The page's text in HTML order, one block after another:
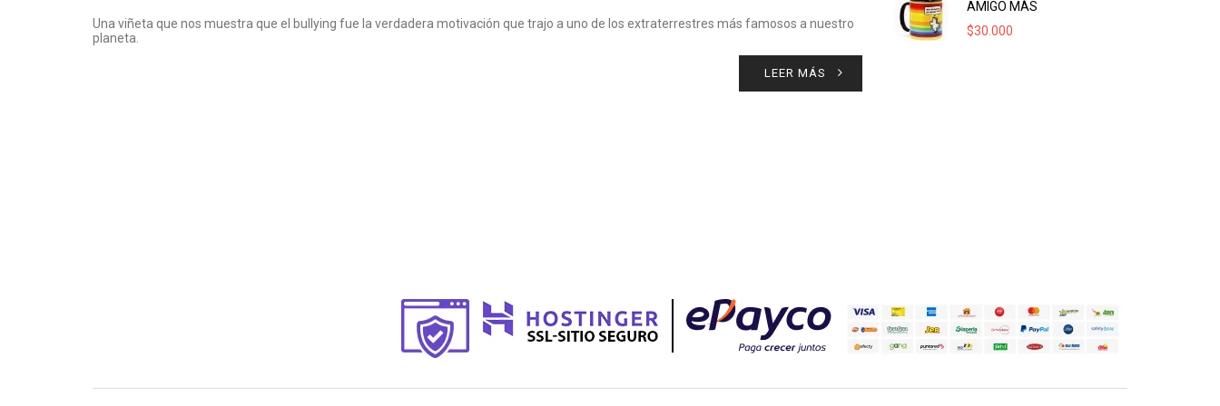
Una viñeta que nos muestra que el bullying fue la verdadera motivación que trajo a uno de los extraterrestres más famosos a nuestro
planeta.
LEER MÁS
AMIGO MÁS
$30.000